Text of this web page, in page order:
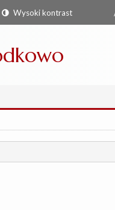
Wysoki kontrast